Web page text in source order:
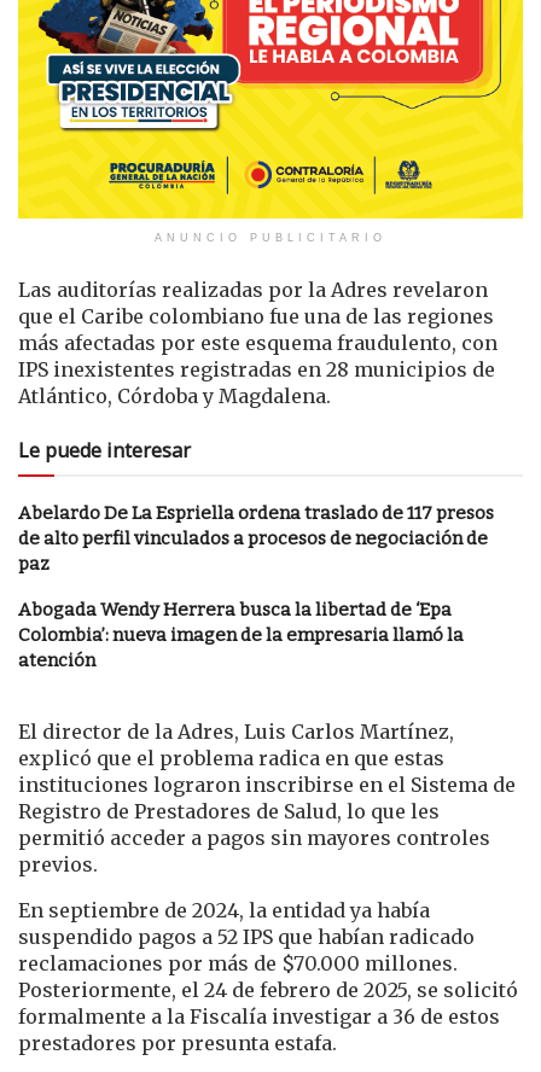
ANUNCIO PUBLICITARIO
Las auditorías realizadas por la Adres revelaron
que el Caribe colombiano fue una de las regiones
más afectadas por este esquema fraudulento, con
IPS inexistentes registradas en 28 municipios de
Atlántico, Córdoba y Magdalena.
Le puede interesar
Abelardo De La Espriella ordena traslado de 117 presos
de alto perfil vinculados a procesos de negociación de
paz
Abogada Wendy Herrera busca la libertad de ‘Epa
Colombia’: nueva imagen de la empresaria llamó la
atención
El director de la Adres, Luis Carlos Martínez,
explicó que el problema radica en que estas
instituciones lograron inscribirse en el Sistema de
Registro de Prestadores de Salud, lo que les
permitió acceder a pagos sin mayores controles
previos.
En septiembre de 2024, la entidad ya había
suspendido pagos a 52 IPS que habían radicado
reclamaciones por más de $70.000 millones.
Posteriormente, el 24 de febrero de 2025, se solicitó
formalmente a la Fiscalía investigar a 36 de estos
prestadores por presunta estafa.